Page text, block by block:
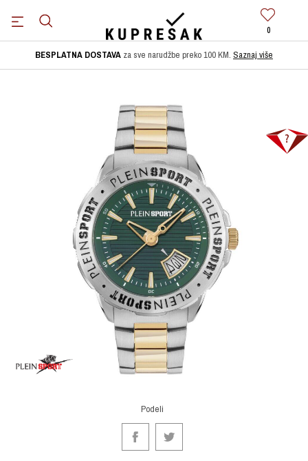
0
BESPLATNA DOSTAVA za sve narudžbe preko 100 KM. Saznaj više
Podeli